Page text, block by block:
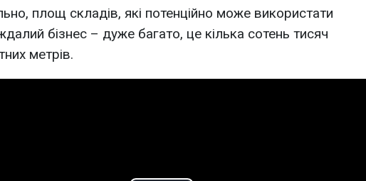
площ складів, які потенційно може використати
бізнес – дуже багато, це кілька сотень тисяч
метрів.